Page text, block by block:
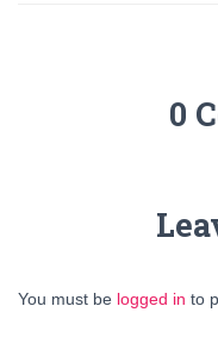
0
You must be logged in to